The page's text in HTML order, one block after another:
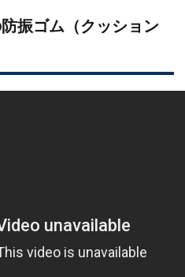
振ゴム（クッション